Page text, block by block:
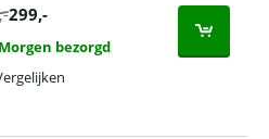
,-299,-
Morgen bezorgd